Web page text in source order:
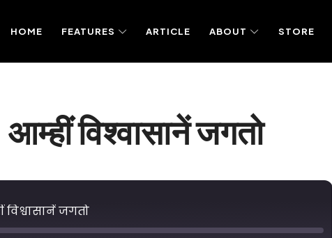
HOME FEATURES ARTICLE ABOUT STORE
विश्वासानें जगतो
विश्वासानें जगतो